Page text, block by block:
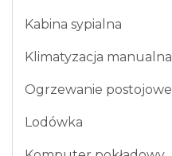
Kabina sypialna
Klimatyzacja manualna
Ogrzewanie postojowe
Lodówka